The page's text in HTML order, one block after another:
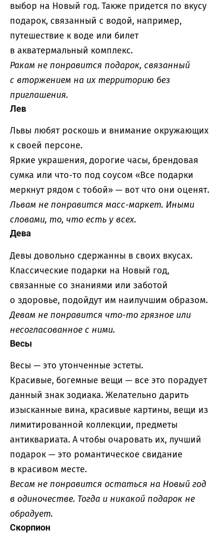
выбор на Новый год. Также придется по вкусу
подарок, связанный с водой, например,
путешествие к воде или билет
в акватермальный комплекс.
Ракам не понравится подарок, связанный
с вторжением на их территорию без
приглашения.
Лев
Львы любят роскошь и внимание окружающих
к своей персоне.
Яркие украшения, дорогие часы, брендовая
сумка или что-то под соусом «Все подарки
меркнут рядом с тобой» — вот что они оценят.
Львам не понравится масс-маркет. Иными
словами, то, что есть у всех.
Дева
Девы довольно сдержанны в своих вкусах.
Классические подарки на Новый год,
связанные со знаниями или заботой
о здоровье, подойдут им наилучшим образом.
Девам не понравится что-то грязное или
несогласованное с ними.
Весы
Весы — это утонченные эстеты.
Красивые, богемные вещи — все это порадует
данный знак зодиака. Желательно дарить
изысканные вина, красивые картины, вещи из
лимитированной коллекции, предметы
антиквариата. А чтобы очаровать их, лучший
подарок — это романтическое свидание
в красивом месте.
Весам не понравится остаться на Новый год
в одиночестве. Тогда и никакой подарок не
обрадует.
Скорпион